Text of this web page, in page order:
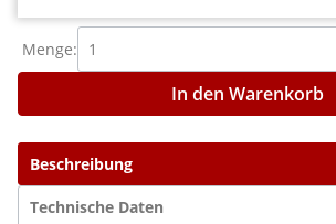
Beschreibung
Technische Daten
Menge:
In den Warenkorb